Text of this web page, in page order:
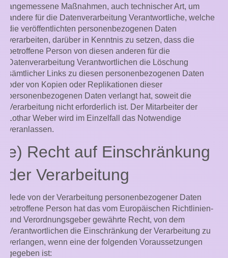
angemessene Maßnahmen, auch technischer Art, um
andere für die Datenverarbeitung Verantwortliche, welche
die veröffentlichten personenbezogenen Daten
verarbeiten, darüber in Kenntnis zu setzen, dass die
betroffene Person von diesen anderen für die
Datenverarbeitung Verantwortlichen die Löschung
sämtlicher Links zu diesen personenbezogenen Daten
oder von Kopien oder Replikationen dieser
personenbezogenen Daten verlangt hat, soweit die
Verarbeitung nicht erforderlich ist. Der Mitarbeiter der
Lothar Weber wird im Einzelfall das Notwendige
veranlassen.
e) Recht auf Einschränkung
der Verarbeitung
Jede von der Verarbeitung personenbezogener Daten
betroffene Person hat das vom Europäischen Richtlinien-
und Verordnungsgeber gewährte Recht, von dem
Verantwortlichen die Einschränkung der Verarbeitung zu
verlangen, wenn eine der folgenden Voraussetzungen
gegeben ist: